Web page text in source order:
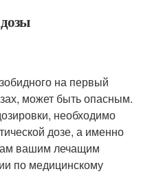
на первый
может быть опасным.
необходимо
дозе, а именно
вашим лечащим
по медицинскому